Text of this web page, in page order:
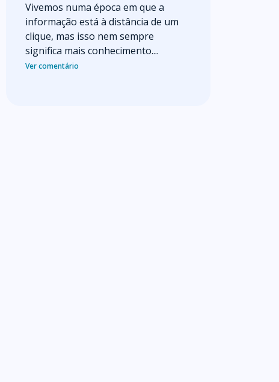
Vivemos numa época em que a
informação está à distância de um
clique, mas isso nem sempre
significa mais conhecimento....
Ver comentário